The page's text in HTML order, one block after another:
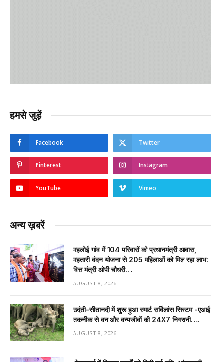
हमसे जुड़ें
Facebook Twitter
Pinterest Instagram
YouTube Vimeo
अन्य ख़बरें
महलोई गांव में 104 परिवारों को प्रधानमंत्री आवास,
महतारी वंदन योजना से 205 महिलाओं को मिल रहा लाभ:
वित्त मंत्री ओपी चौधरी…
AUGUST 8, 2026
उदंती-सीतानदी में शुरू हुआ स्मार्ट सर्विलांस सिस्टम -एआई
तकनीक से वन और वन्यजीवों की 24X7 निगरानी….
AUGUST 8, 2026